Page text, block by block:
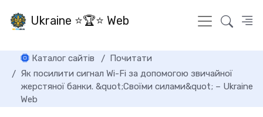
Ukraine ⭐🏆⭐ Web
Каталог сайтів
Почитати
Як посилити сигнал Wi-Fi за допомогою звичайної
жерстяної банки. &quot;Своїми силами&quot; – Ukraine
Web